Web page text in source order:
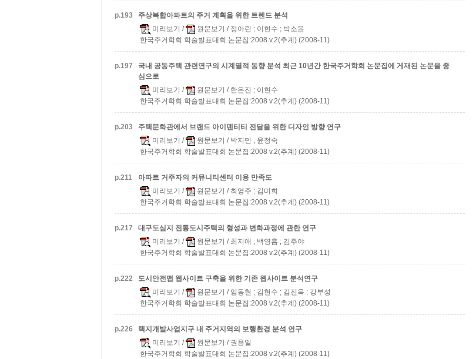
p.193
주상복합아파트의 주거 계획을 위한 트렌드 분석
미리보기 / 원문보기 / 정아린 ; 이현수 ; 박소윤
한국주거학회 학술발표대회 논문집:2008 v.2(추계) (2008-11)
p.197 국내 공동주택 관련연구의 시계열적 동향 분석 최근 10년간 한국주거학회 논문집에 게재된 논문을 중
심으로
미리보기 / 원문보기 / 한은진 ; 이현수
한국주거학회 학술발표대회 논문집:2008 v.2(추계) (2008-11)
p.203
주택문화관에서 브랜드 아이덴티티 전달을 위한 디자인 방향 연구
미리보기 / 원문보기 / 박지민 ; 윤정숙
한국주거학회 학술발표대회 논문집:2008 v.2(추계) (2008-11)
p.211
아파트 거주자의 커뮤니티센터 이용 만족도
미리보기 / 원문보기 / 최영주 ; 김미희
한국주거학회 학술발표대회 논문집:2008 v.2(추계) (2008-11)
p.217
대구도심지 전통도시주택의 형성과 변화과정에 관한 연구
미리보기 / 원문보기 / 최지애 ; 백영흠 ; 김주야
한국주거학회 학술발표대회 논문집:2008 v.2(추계) (2008-11)
p.222
도시안전맵 웹사이트 구축을 위한 기존 웹사이트 분석연구
미리보기 / 원문보기 / 임동현 ; 김현수 ; 김진욱 ; 강부성
한국주거학회 학술발표대회 논문집:2008 v.2(추계) (2008-11)
p.226
택지개발사업지구 내 주거지역의 보행환경 분석 연구
미리보기 / 원문보기 / 권용일
한국주거학회 학술발표대회 논문집:2008 v.2(추계) (2008-11)